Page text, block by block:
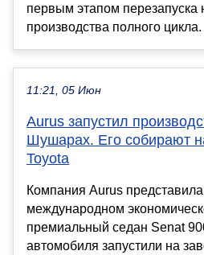
первым этапом перезапуска
производства полного
11:21, 05 Июн
Aurus запустил
Шушарах. Его собирают
Toyota
Компания Aurus
международном
премиальный седан Senat
автомобиля запустили на